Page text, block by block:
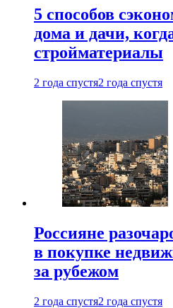
5 способов
дома и дачи,
стройматериалы
2 года спустя2 года спустя
Россияне
в покупке
за рубежом
2 года спустя2 года спустя